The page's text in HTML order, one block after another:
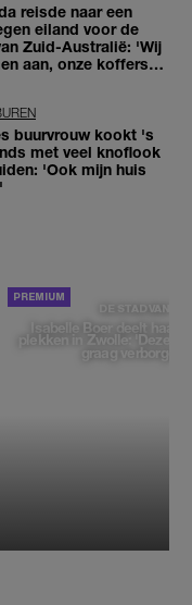
reisde naar een
eiland voor de
Zuid-Australië: 'Wij
aan, onze koffers
buurvrouw kookt 's
met veel knoflook
'Ook mijn huis
DE STAD VAN
Isabelle Boer deelt haar
plekken in Zwolle: 'Deze
graag verborgen'